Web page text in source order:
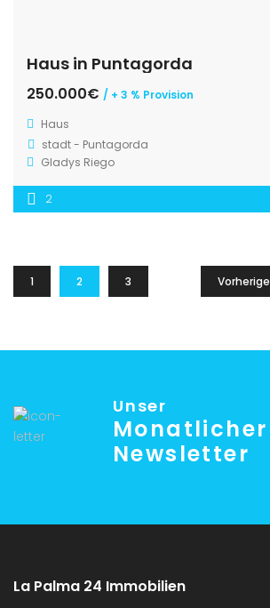
Haus in Puntagorda
250.000€ / + 3 % Provision
Haus
stadt - Puntagorda
Gladys Riego
2
Vorherige
1 2 3
Unser
Monatlicher
Newsletter
La Palma 24 Immobilien